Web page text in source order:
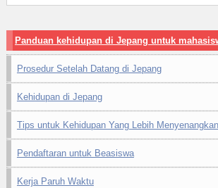
Panduan kehidupan di Jepang untuk
Prosedur Setelah Datang di Jepang
Kehidupan di Jepang
Tips untuk Kehidupan Yang Lebih Menyenangkan
Pendaftaran untuk Beasiswa
Kerja Paruh Waktu